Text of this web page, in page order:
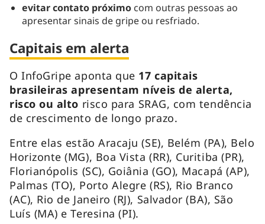
evitar contato próximo com outras pessoas ao
apresentar sinais de gripe ou resfriado.
Capitais em alerta
O InfoGripe aponta que 17 capitais
brasileiras apresentam níveis de alerta,
risco ou alto risco para SRAG, com tendência
de crescimento de longo prazo.
Entre elas estão Aracaju (SE), Belém (PA), Belo
Horizonte (MG), Boa Vista (RR), Curitiba (PR),
Florianópolis (SC), Goiânia (GO), Macapá (AP),
Palmas (TO), Porto Alegre (RS), Rio Branco
(AC), Rio de Janeiro (RJ), Salvador (BA), São
Luís (MA) e Teresina (PI).